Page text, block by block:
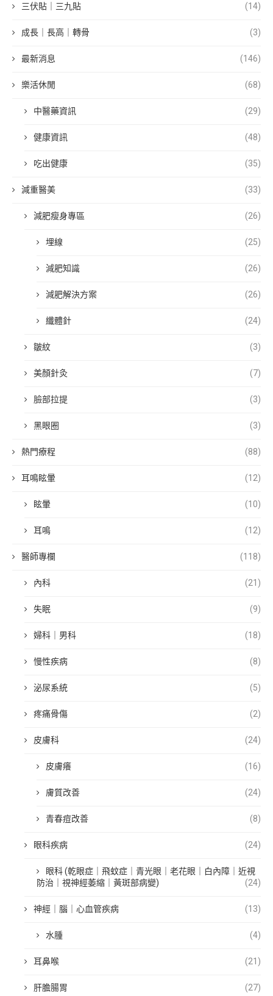
三伏貼｜三九貼 (14)
成長｜長高｜轉骨 (3)
最新消息 (146)
樂活休閒 (68)
中醫藥資訊 (29)
健康資訊 (48)
吃出健康 (35)
減重醫美 (33)
減肥瘦身專區 (26)
埋線 (25)
減肥知識 (26)
減肥解決方案 (26)
纖體針 (24)
皺紋 (3)
美顏針灸 (7)
臉部拉提 (3)
黑眼圈 (3)
熱門療程 (88)
耳鳴眩暈 (12)
眩暈 (10)
耳鳴 (12)
醫師專欄 (118)
內科 (21)
失眠 (9)
婦科｜男科 (18)
慢性疾病 (8)
泌尿系統 (5)
疼痛骨傷 (2)
皮膚科 (24)
皮膚癢 (16)
膚質改善 (24)
青春痘改善 (8)
眼科疾病 (24)
眼科 (乾眼症｜飛蚊症｜青光眼｜老花眼｜白內障｜近視
防治｜視神經萎縮｜黃斑部病變)
(24)
神經｜腦｜心血管疾病 (13)
水腫 (4)
耳鼻喉 (21)
肝膽腸胃 (27)